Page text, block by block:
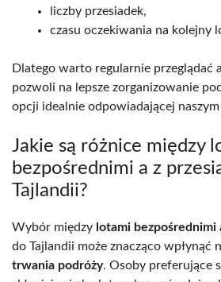
liczby przesiadek,
czasu oczekiwania na kolejny
Dlatego warto regularnie przeglądać
pozwoli na lepsze zorganizowanie
opcji idealnie odpowiadającej
Jakie są różnice między
bezpośrednimi a z
Tajlandii?
Wybór między lotami bezpośrednimi
do Tajlandii może znacząco wpłynąć
trwania podróży. Osoby preferujące